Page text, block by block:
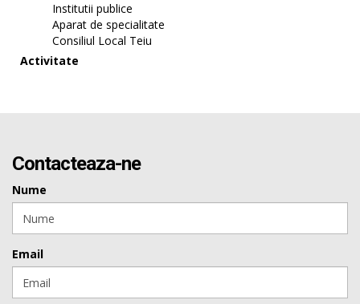
Institutii publice
Aparat de specialitate
Consiliul Local Teiu
Activitate
Contacteaza-ne
Nume
Email